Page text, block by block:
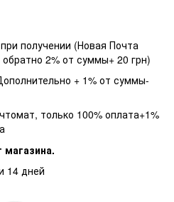
получении (Новая Почта
2% от суммы+ 20 грн)
+ 1% от суммы-
только 100% оплата+1%
магазина.
14 дней